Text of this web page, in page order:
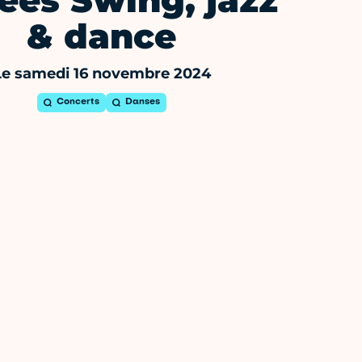
& dance
samedi 16 novembre 2024
Concerts Danses